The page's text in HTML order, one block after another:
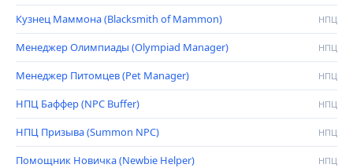
Кузнец Маммона (Blacksmith of Mammon) НПЦ
Менеджер Олимпиады (Olympiad Manager) НПЦ
Менеджер Питомцев (Pet Manager) НПЦ
НПЦ Баффер (NPC Buffer) НПЦ
НПЦ Призыва (Summon NPC) НПЦ
Помощник Новичка (Newbie Helper) НПЦ